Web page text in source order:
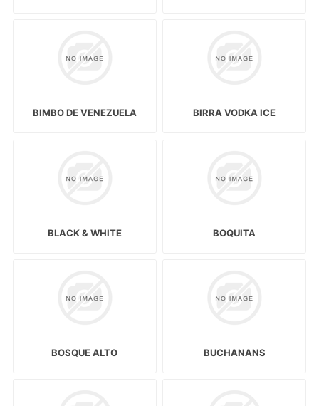
BIMBO DE VENEZUELA BIRRA VODKA ICE
BLACK & WHITE BOQUITA
BOSQUE ALTO BUCHANANS